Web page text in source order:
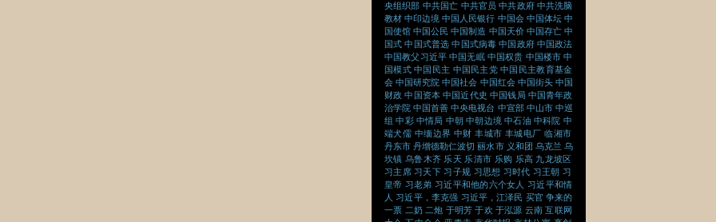
央组织部 中共国亡 中共官员 中共政府 中共洗脑
教材 中印边境 中国人民银行 中国会 中国体坛 中
国使馆 中国公民 中国制造 中国天价 中国存亡 中
国式 中国式普选 中国式病毒 中国政府 中国政法
中国教父习近平 中国无眠 中国权贵 中国楼市 中
国模式 中国民主 中国民主党 中国民主教育基金
会 中国研究院 中国社会 中国红会 中国街头 中国
财政 中国资本 中国近代史 中国钱局 中国青年政
治学院 中国首善 中央电视台 中宣部 中山市 中巡
组 中彩 中情局 中朝 中朝边境 中石油 中科院 中
端犬儒 中缅边界 中财 丰城市 丰城电厂 临湘市
丹东市 丹增德勒仁波切 丽水市 义和团 乌克兰 乌
坎镇 乌鲁木齐 乐天 乐清市 乐购 乐高 九龙坡区
习主席 习天下 习子规 习思想 习时代 习王朝 习
皇帝 习老弟 习近平和他的六个女人 习近平和情
人 习近平，李克强 习近平，江泽民 买官 争来的
一票 二奶 二炮 于明芳 于欢 于泓源 云南 互联网